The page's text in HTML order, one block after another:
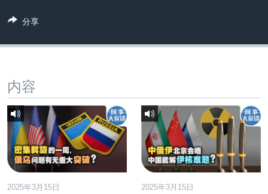
分享
内容
2025年3月15日 2025年3月15日